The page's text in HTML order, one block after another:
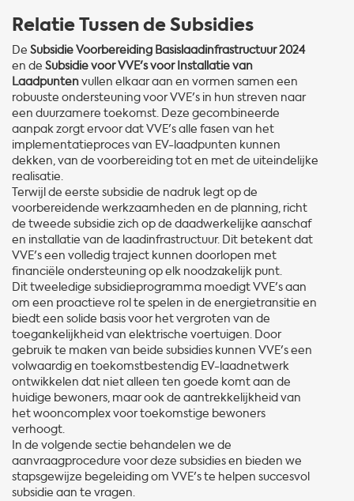
Relatie Tussen de Subsidies
De Subsidie Voorbereiding Basislaadinfrastructuur 2024
en de Subsidie voor VVE's voor Installatie van
Laadpuntenvullen elkaar aan en vormen samen een
robuuste ondersteuning voor VVE's in hun streven naar
een duurzamere toekomst. Deze gecombineerde
aanpak zorgt ervoor dat VVE's alle fasen van het
implementatieproces van EV-laadpunten kunnen
dekken, van de voorbereiding tot en met de uiteindelijke
realisatie.
Terwijl de eerste subsidie de nadruk legt op de
voorbereidende werkzaamheden en de planning, richt
de tweede subsidie zich op de daadwerkelijke aanschaf
en installatie van de laadinfrastructuur. Dit betekent dat
VVE's een volledig traject kunnen doorlopen met
financiële ondersteuning op elk noodzakelijk punt.
Dit tweeledige subsidieprogramma moedigt VVE's aan
om een proactieve rol te spelen in de energietransitie en
biedt een solide basis voor het vergroten van de
toegankelijkheid van elektrische voertuigen. Door
gebruik te maken van beide subsidies kunnen VVE's een
volwaardig en toekomstbestendig EV-laadnetwerk
ontwikkelen dat niet alleen ten goede komt aan de
huidige bewoners, maar ook de aantrekkelijkheid van
het wooncomplex voor toekomstige bewoners
verhoogt.
In de volgende sectie behandelen we de
aanvraagprocedure voor deze subsidies en bieden we
stapsgewijze begeleiding om VVE's te helpen succesvol
subsidie aan te vragen.